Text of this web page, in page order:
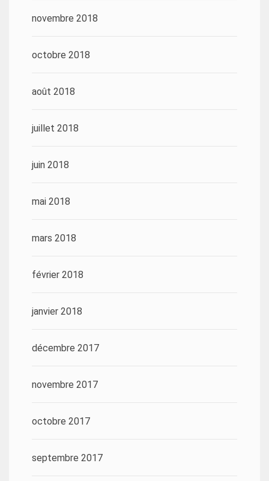
novembre 2018
octobre 2018
août 2018
juillet 2018
juin 2018
mai 2018
mars 2018
février 2018
janvier 2018
décembre 2017
novembre 2017
octobre 2017
septembre 2017